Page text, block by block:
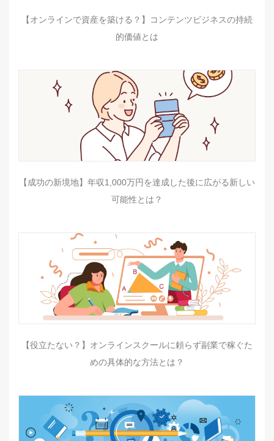
【オンラインで資産を築ける？】コンテンツビジネスの持続
的価値とは
【成功の新境地】年収1,000万円を達成した後に広がる新しい
可能性とは？
【役立たない？】オンラインスクールに頼らず副業で稼ぐた
めの具体的な方法とは？